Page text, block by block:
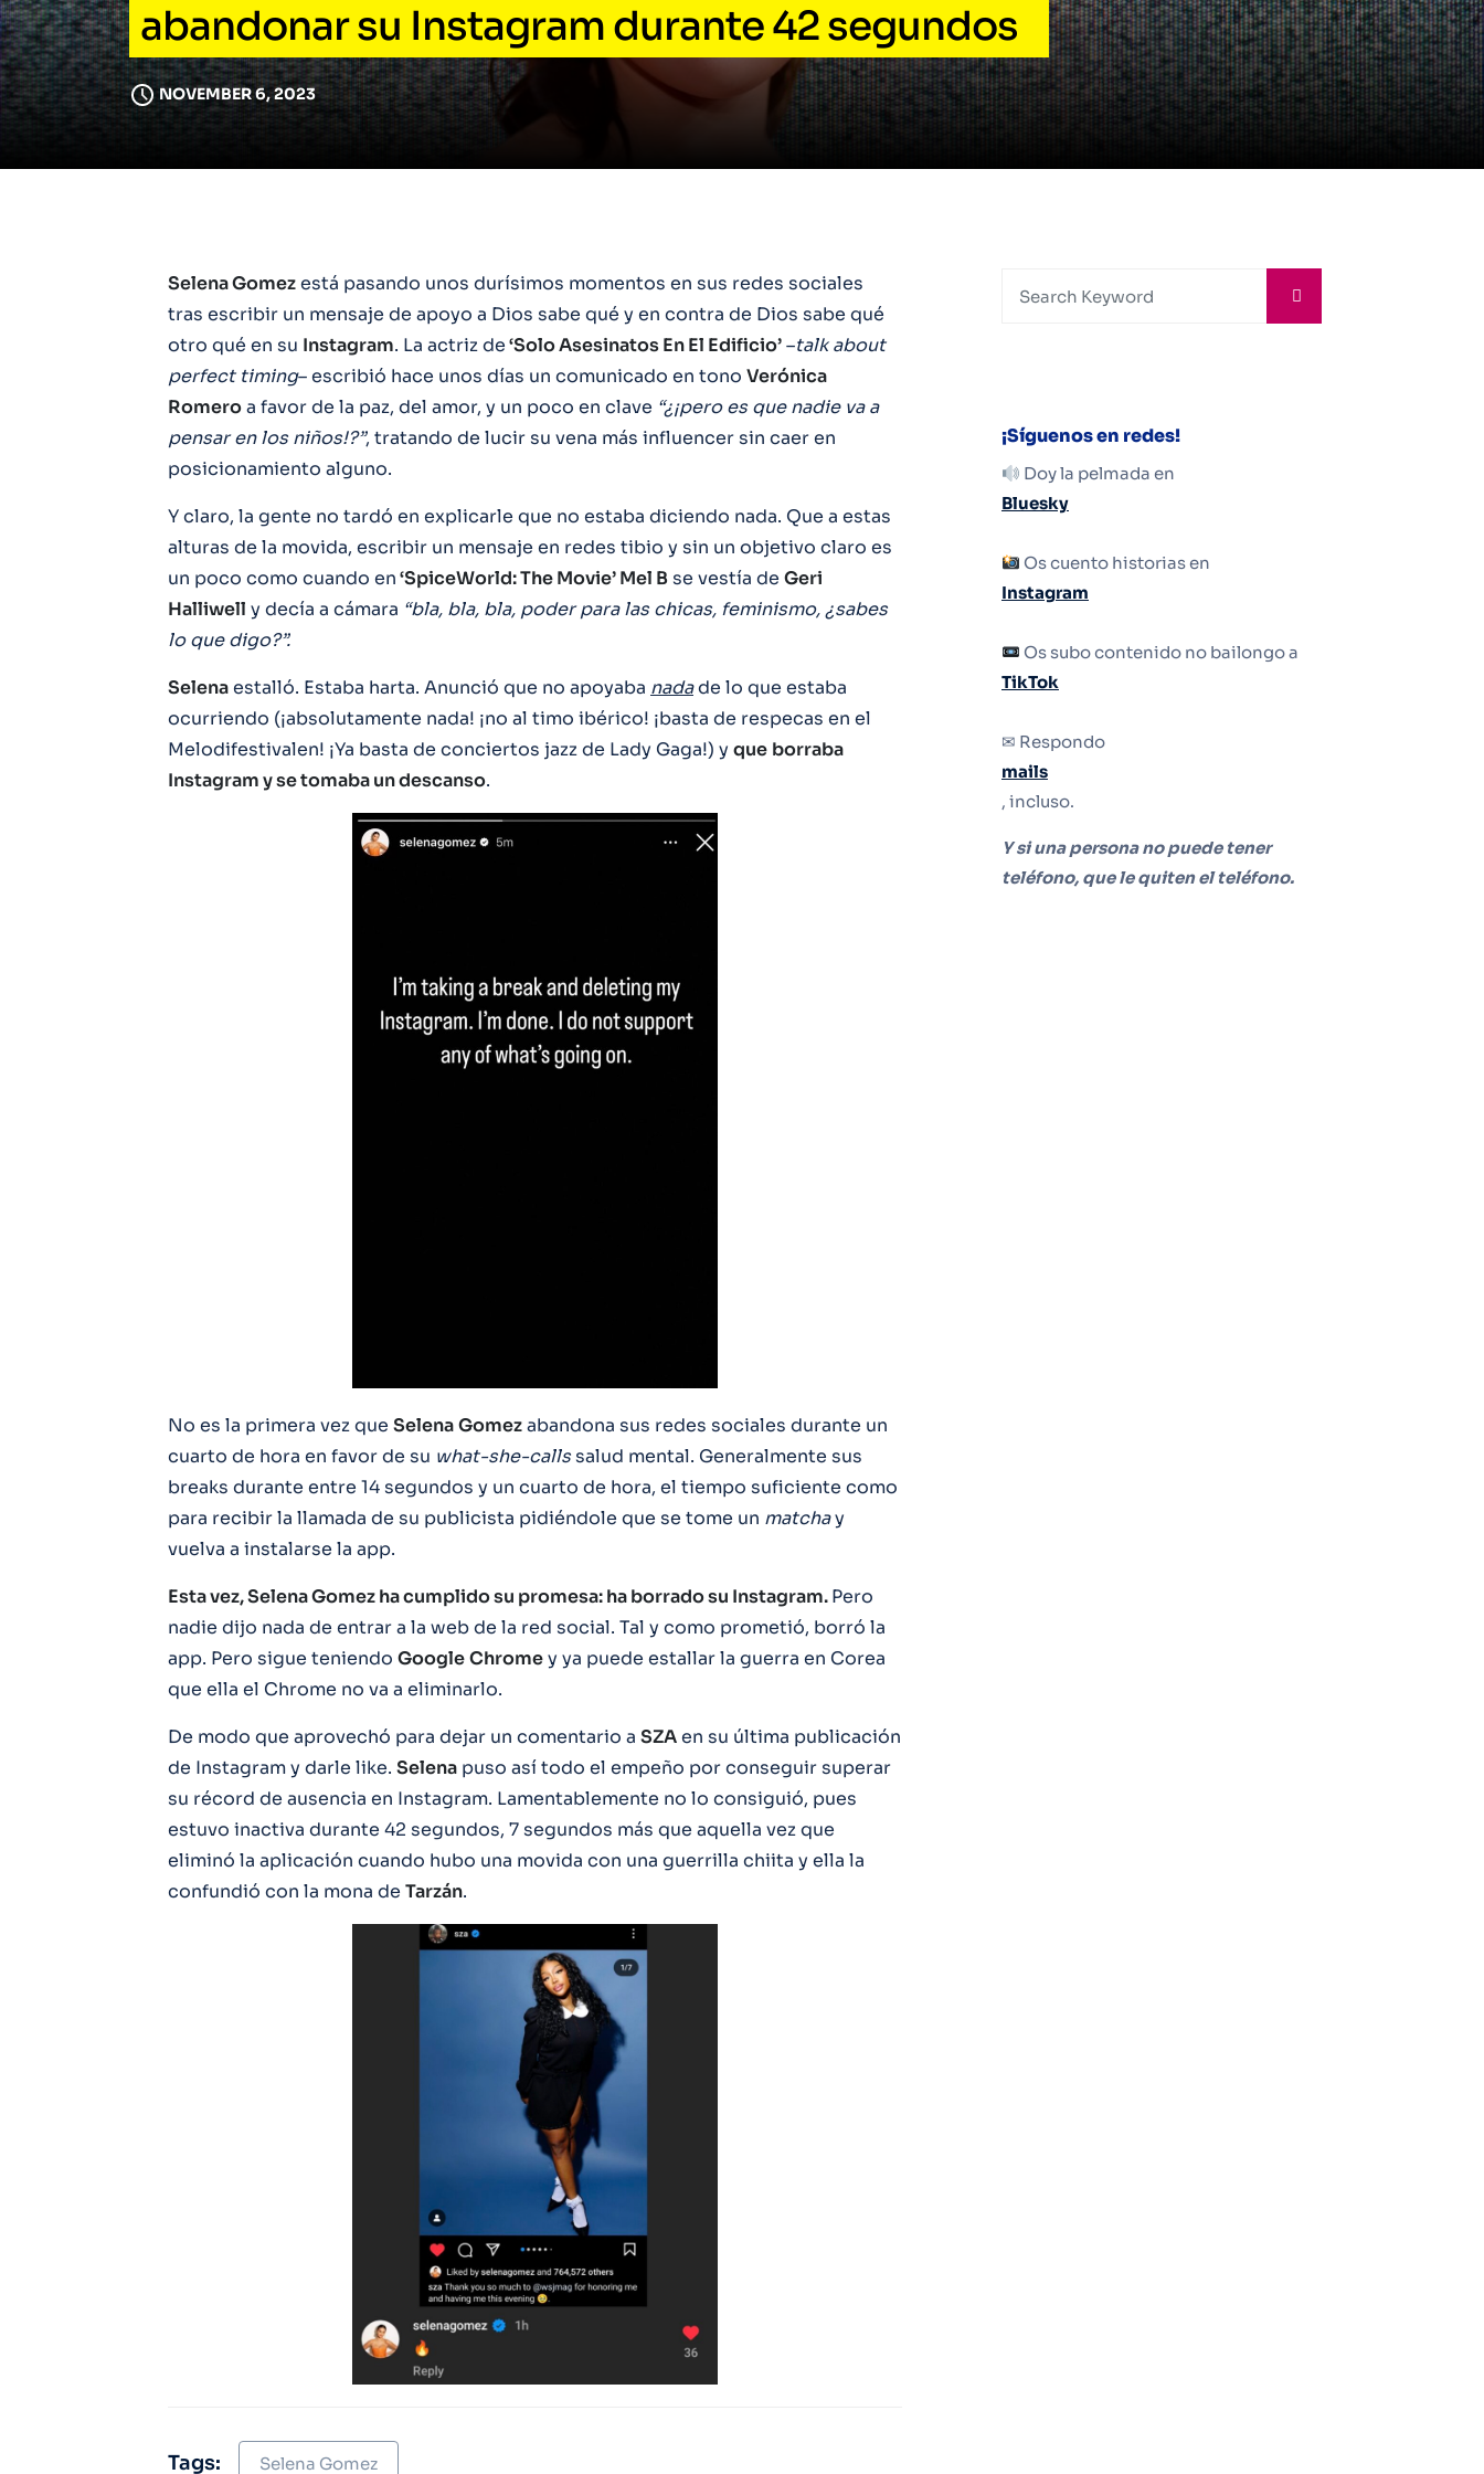
abandonar su Instagram durante 42 segundos
NOVEMBER 6, 2023
Selena Gomezestá pasando unos durísimos momentos en sus redes sociales
tras escribir un mensaje de apoyo a Dios sabe qué y en contra de Dios sabe qué
otro qué en su Instagram. La actriz de‘Solo Asesinatos En El Edificio’–talk about
perfect timing– escribió hace unos días un comunicado en tono Verónica
Romeroa favor de la paz, del amor, y un poco en clave “¿¡pero es que nadie va a
pensar en los niños!?”, tratando de lucir su vena más influencer sin caer en
posicionamiento alguno.
Y claro, la gente no tardó en explicarle que no estaba diciendo nada. Que a estas
alturas de la movida, escribir un mensaje en redes tibio y sin un objetivo claro es
un poco como cuando en‘SpiceWorld: The Movie’ Mel Bse vestía de Geri
Halliwell y decía a cámara “bla, bla, bla, poder para las chicas, feminismo, ¿sabes
lo que digo?”.
Selenaestalló. Estaba harta. Anunció que no apoyaba nadade lo que estaba
ocurriendo (¡absolutamente nada! ¡no al timo ibérico! ¡basta de respecas en el
Melodifestivalen! ¡Ya basta de conciertos jazz de Lady Gaga!) y que borraba
Instagram y se tomaba un descanso.
No es la primera vez que SelenaGomezabandona sus redes sociales durante un
cuarto de hora en favor de su what-she-callssalud mental. Generalmente sus
breaks durante entre 14 segundos y un cuarto de hora, el tiempo suficiente como
para recibir la llamada de su publicista pidiéndole que se tome un matchay
vuelva a instalarse la app.
Esta vez, Selena Gomez ha cumplido su promesa: ha borrado su Instagram.Pero
nadie dijo nada de entrar a la web de la red social. Tal y como prometió, borró la
app. Pero sigue teniendo GoogleChromey ya puede estallar la guerra en Corea
que ella el Chrome no va a eliminarlo.
De modo que aprovechó para dejar un comentario a SZAen su última publicación
de Instagram y darle like. Selena puso así todo el empeño por conseguir superar
su récord de ausencia en Instagram. Lamentablemente no lo consiguió, pues
estuvo inactiva durante 42 segundos, 7 segundos más que aquella vez que
eliminó la aplicación cuando hubo una movida con una guerrilla chiita y ella la
confundió con la mona de Tarzán.
Tags: Selena Gomez
¡Síguenos en redes!
Doy la pelmada en
Bluesky
Os cuento historias en
Instagram
Os subo contenido no bailongo a
TikTok
✉ Respondo
mails
, incluso.
Y si una persona no puede tener
teléfono, que le quiten el teléfono.